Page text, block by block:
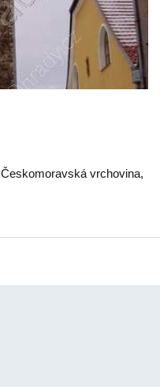
Českomoravská vrchovina,